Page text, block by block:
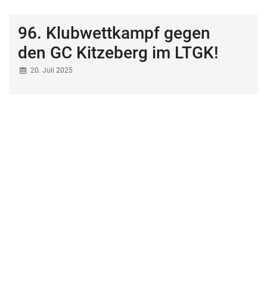
96. Klubwettkampf gegen
den GC Kitzeberg im LTGK!
20. Juli 2025